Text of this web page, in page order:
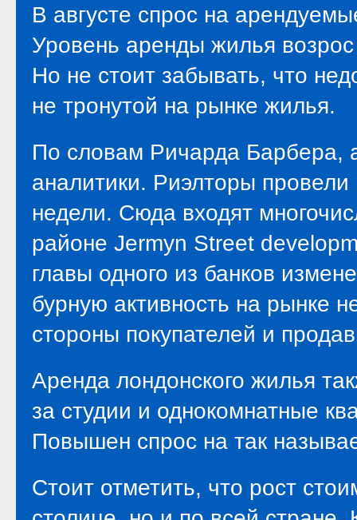
В августе спрос на
Уровень аренды жилья
Но не стоит забывать, что
не тронутой на рынке жилья.
По словам Ричарда Барбера,
аналитики. Риэлторы
недели. Сюда входят
районе Jermyn Street
главы одного из банков
бурную активность на рынке
стороны покупателей и
Аренда лондонского жилья
за студии и однокомнатные
Повышен спрос на так
Стоит отметить, что рост